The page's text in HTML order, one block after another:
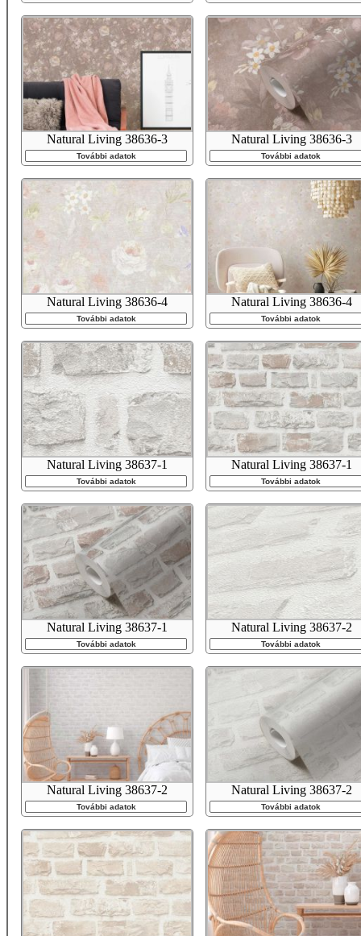
Natural Living 38636-3
További adatok
Natural Living 38636-3
További adatok
Natural Living 38636-4
További adatok
Natural Living 38636-4
További adatok
Natural Living 38637-1
További adatok
Natural Living 38637-1
További adatok
Natural Living 38637-1
További adatok
Natural Living 38637-2
További adatok
Natural Living 38637-2
További adatok
Natural Living 38637-2
További adatok